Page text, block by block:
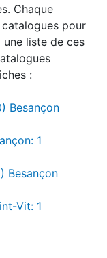
Chaque
pour
liste de ces
:
Besançon
1
Besançon
Vit: 1